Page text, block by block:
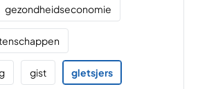
gezondheidseconomie
gist gletsjers